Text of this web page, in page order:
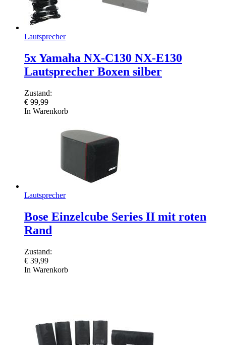
Lautsprecher
5x Yamaha NX-C130 NX-E130
Lautsprecher Boxen silber
Zustand:
€ 99,99
In Warenkorb
Lautsprecher
Bose Einzelcube Series II mit roten
Rand
Zustand:
€ 39,99
In Warenkorb